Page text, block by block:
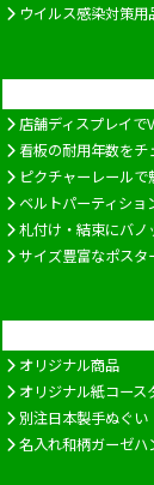
ウイルス感染対策用
店舗ディスプレイで
看板の耐用年数をチ
ピクチャーレールで
ベルトパーティショ
札付け・結束にバノ
サイズ豊富なポスタ
オリジナル商品
オリジナル紙コース
別注日本製手ぬぐい
名入れ和柄ガーゼハ